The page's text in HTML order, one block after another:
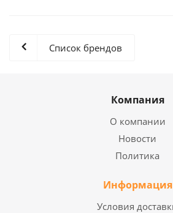
Список брендов
Компания
О компании
Новости
Политика
Информация
Условия